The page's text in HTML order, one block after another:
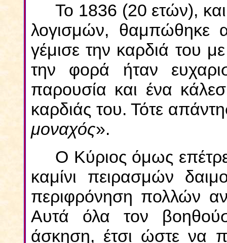
Το 1836 (20 ετών),
λογισμών, θαμπώθηκε
γέμισε την καρδιά του
την φορά ήταν
παρουσία και ένα
καρδιάς του. Τότε
μοναχός».
Ο Κύριος όμως
καμίνι πειρασμών
περιφρόνηση πολλών
Αυτά όλα τον
άσκηση, έτσι ώστε να